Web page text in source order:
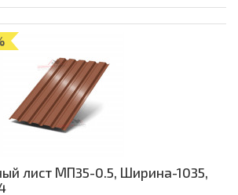
лист МП35-0.5, Ширина-1035,